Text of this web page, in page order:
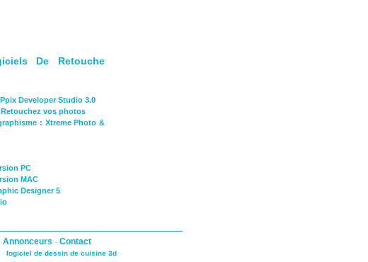
De Retouche
Developer Studio 3.0
vos photos
: Xtreme Photo &
PC
MAC
Designer 5
Annonceurs - Contact
- logiciel de dessin de cuisine 3d -